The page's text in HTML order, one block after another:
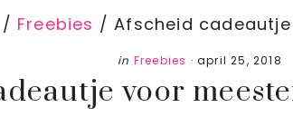
/ Freebies / Afscheid
in Freebies · april 25, 2018
voor